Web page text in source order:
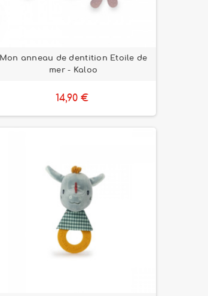
Mon anneau de dentition Etoile de
mer - Kaloo
14,90 €